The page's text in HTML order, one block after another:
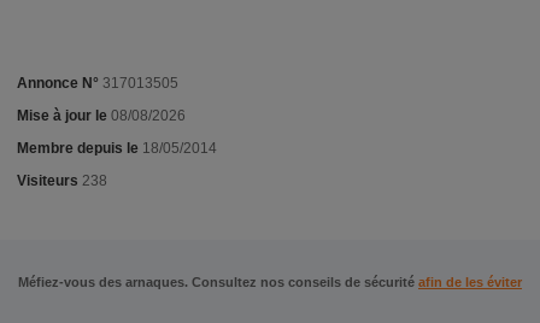
Annonce N° 317013505
Mise à jour le 08/08/2026
Membre depuis le 18/05/2014
Visiteurs 238
Méfiez-vous des arnaques. Consultez nos conseils de sécurité afin de les éviter